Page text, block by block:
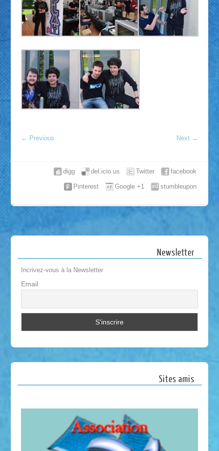
← Previous Next →
facebook
Twitter
del.icio.us
digg
stumbleupon
Google +1
Pinterest
Newsletter
Incrivez-vous à la Newsletter
Email
Sites amis